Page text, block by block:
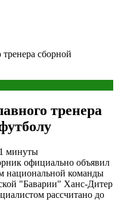
сборной
тренера
1 минуты
официально объявил
национальной команды
"Баварии" Ханс-Дитер
рассчитано до